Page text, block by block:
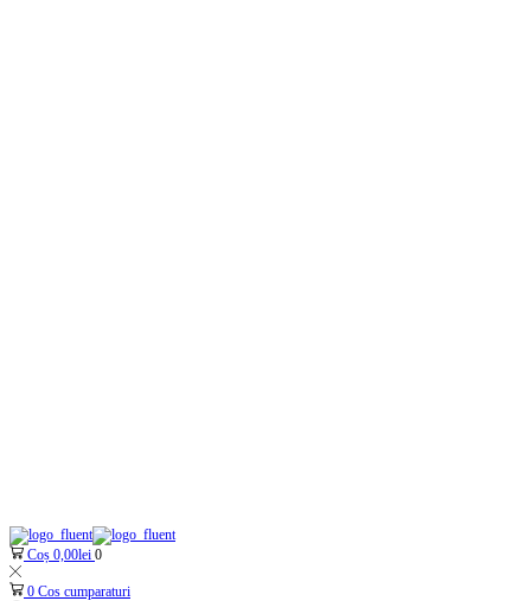
Coș 0,00lei 0
0 Cos cumparaturi